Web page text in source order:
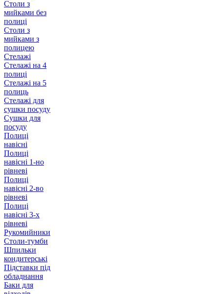
Столи з
мийками без
полиці
Столи з
мийками з
полицею
Стелажі
Стелажі на 4
полиці
Стелажі на 5
полиць
Стелажі для
сушки посуду
Сушки для
посуду
Полиці
навісні
Полиці
навісні 1-но
рівневі
Полиці
навісні 2-во
рівневі
Полиці
навісні 3-х
рівневі
Рукомийники
Столи-тумби
Шпильки
кондитерські
Підставки під
обладнання
Баки для